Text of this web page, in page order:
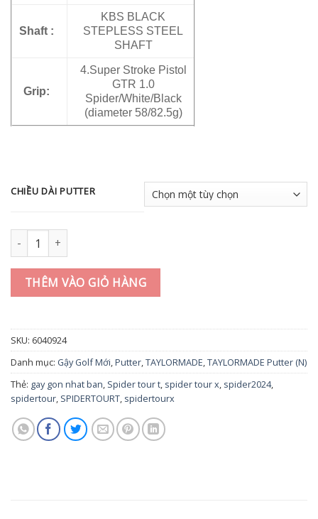
Shaft :
KBS BLACK
STEPLESS STEEL
SHAFT
Grip:
4.Super Stroke Pistol
GTR 1.0
Spider/White/Black
(diameter 58/82.5g)
CHIỀU DÀI PUTTER
THÊM VÀO GIỎ HÀNG
SKU: 6040924
Danh mục: Gậy Golf Mới Putter TAYLORMADE TAYLORMADE Putter (N)
Thẻ: gay gon nhat ban Spider tour t spider tour x spider2024,
spidertour SPIDERTOURT spidertourx